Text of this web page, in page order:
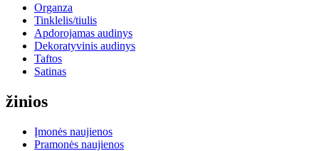
Organza
Tinklelis/tiulis
Apdorojamas audinys
Dekoratyvinis audinys
Taftos
Satinas
žinios
Įmonės naujienos
Pramonės naujienos